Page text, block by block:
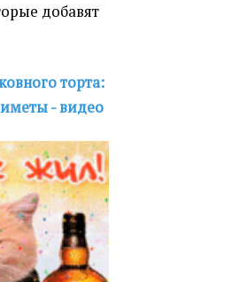
добавят
торта:
- видео